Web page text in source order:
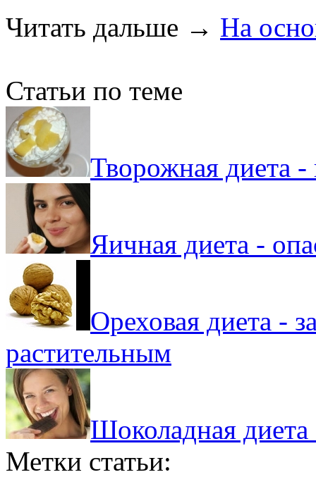
Читать дальше → На
Статьи по теме
Творожная диета
Яичная диета -
Ореховая диета -
растительным
Шоколадная диета
Метки статьи: